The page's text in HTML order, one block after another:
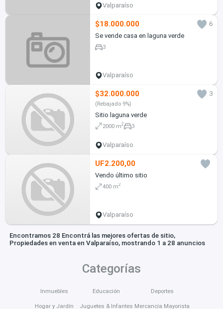
Valparaíso
$18.000.000
6
Se vende casa en laguna verde
3
Valparaíso
$32.000.000 3
(Rebajado 9%)
Sitio laguna verde
2000 m2 3
Valparaíso
UF2.200,00
Vendo último sitio
400 m2
Valparaíso
Encontramos 28 Encontrá las mejores ofertas de sitio,
Propiedades en venta en Valparaíso, mostrando 1 a 28 anuncios
Categorías
Inmuebles
Hogar y Jardín
Educación
Juguetes & Infantes
Deportes
Mercancía Mayorista